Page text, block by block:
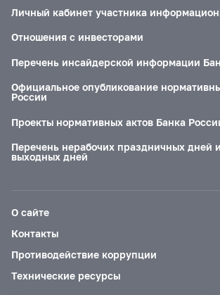
Личный кабинет участника
Отношения с инвесторами
Перечень инсайдерской информации
Официальное опубликование
России
Проекты нормативных актов Банка
Перечень нерабочих праздничных дней
выходных дней
О сайте
Контакты
Противодействие коррупции
Технические ресурсы